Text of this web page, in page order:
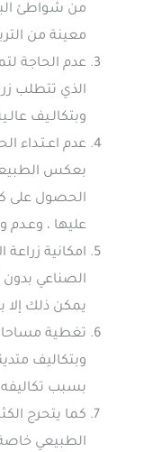
من شواطئ
معينة من
عدم الحاجة
الذي تتطلب
وبتكالـيف
عدم اعـتـداء
بعكس الطبيعي
الحصول على
عليها ، وعـدم
امكانية
الصناعي
يمكن ذلك إلا
تغطية
وبتكاليف
بسبب تكاليفه
كما يتحرج
الطبيعي